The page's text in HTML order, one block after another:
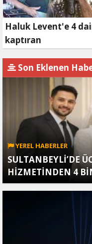
Haluk Levent'e 4
kaptıran
savcılıkta aldı
Son Eklenen
YEREL HABERLER
SULTANBEYLİ’DE
HİZMETİNDEN 4